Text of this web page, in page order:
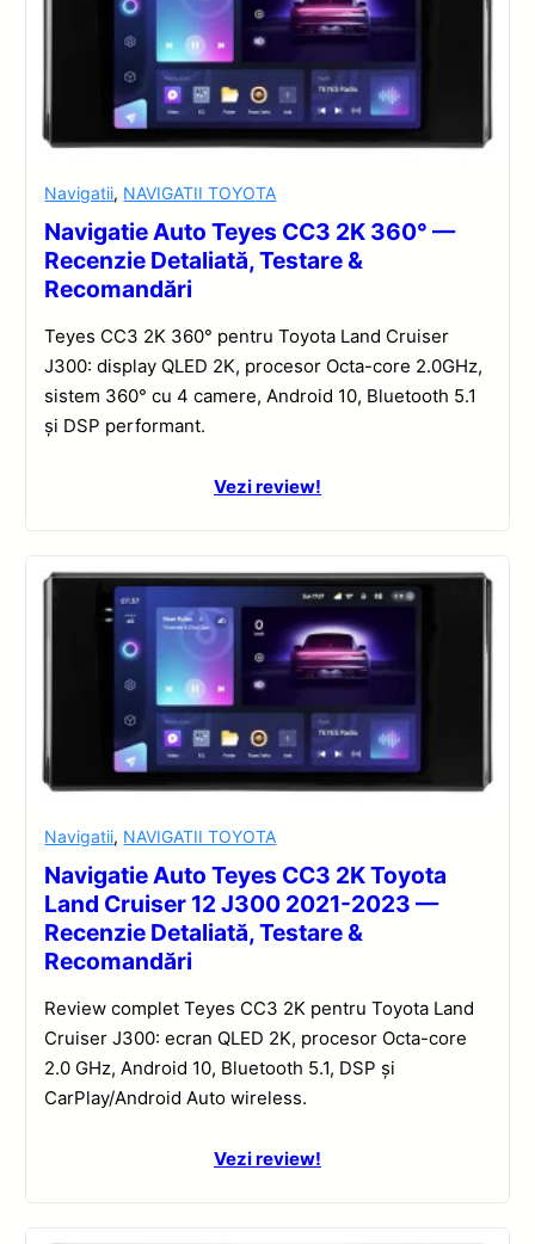
Navigatii, NAVIGATII TOYOTA
Navigatie Auto Teyes CC3 2K 360° —
Recenzie Detaliată, Testare &
Recomandări
Teyes CC3 2K 360° pentru Toyota Land Cruiser
J300: display QLED 2K, procesor Octa-core 2.0GHz,
sistem 360° cu 4 camere, Android 10, Bluetooth 5.1
și DSP performant.
Vezi review!
Navigatii, NAVIGATII TOYOTA
Navigatie Auto Teyes CC3 2K Toyota
Land Cruiser 12 J300 2021-2023 —
Recenzie Detaliată, Testare &
Recomandări
Review complet Teyes CC3 2K pentru Toyota Land
Cruiser J300: ecran QLED 2K, procesor Octa-core
2.0 GHz, Android 10, Bluetooth 5.1, DSP și
CarPlay/Android Auto wireless.
Vezi review!